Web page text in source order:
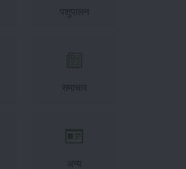
पशुपालन
समाचार
अन्य